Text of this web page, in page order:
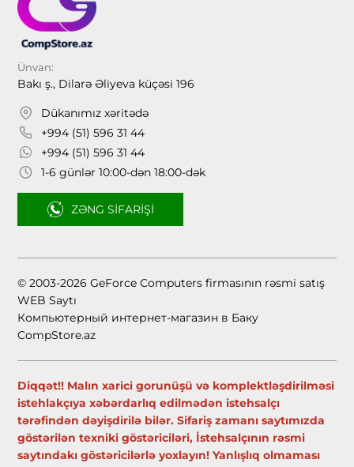
Ünvan:
Bakı ş., Dilarə Əliyeva küçəsi 196
Dükanımız xəritədə
+994 (51) 596 31 44
+994 (51) 596 31 44
1-6 günlər 10:00-dən 18:00-dək
ZƏNG SIFARIŞI
© 2003-2026 GeForce Computers firmasının rəsmi satış
WEB Saytı
Компьютерный интернет-магазин в Баку
CompStore.az
Diqqət!! Malın xarici gorunüşü və komplektləşdirilməsi
istehlakçıya xəbərdarlıq edilmədən istehsalçı
tərəfindən dəyişdirilə bilər. Sifariş zamanı saytımızda
göstərilən texniki göstəriciləri, İstehsalçının rəsmi
saytındakı göstəricilərlə yoxlayın! Yanlışlıq olmaması